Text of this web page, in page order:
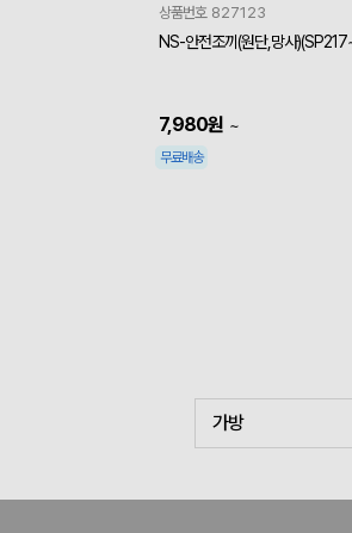
상품번호 827123
NS-안전조끼(원단,망사
7,980원 ~
무료배송
가방